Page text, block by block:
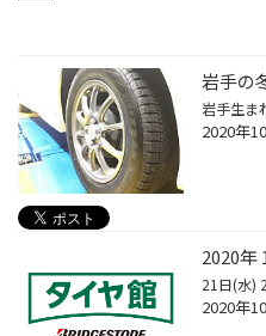
岩手の
2020年
2020年
2020年